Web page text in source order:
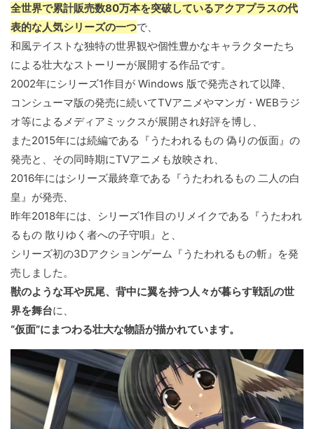
全世界で累計販売数80万本を突破しているアクアプラスの代
表的な人気シリーズの一つで、
和風テイストな独特の世界観や個性豊かなキャラクターたち
による壮大なストーリーが展開する作品です。
2002年にシリーズ1作目が Windows 版で発売されて以降、
コンシューマ版の発売に続いてTVアニメやマンガ・WEBラジ
オ等によるメディアミックスが展開され好評を博し、
また2015年には続編である『うたわれるもの 偽りの仮面』の
発売と、その同時期にTVアニメも放映され、
2016年にはシリーズ最終章である『うたわれるもの 二人の白
皇』が発売、
昨年2018年には、シリーズ1作目のリメイクである『うたわれ
るもの 散りゆく者への子守唄』と、
シリーズ初の3Dアクションゲーム『うたわれるもの斬』を発
売しました。
獣のような耳や尻尾、背中に翼を持つ人々が暮らす戦乱の世
界を舞台に、
“仮面”にまつわる壮大な物語が描かれています。